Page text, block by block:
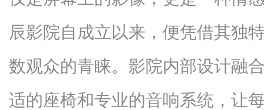
辰影院自成立以来，便凭借其独
数观众的青睐。影院内部设计融
适的座椅和专业的音响系统，让